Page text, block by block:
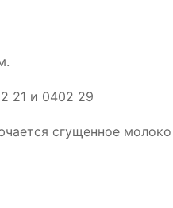
21 и 0402 29
сгущенное